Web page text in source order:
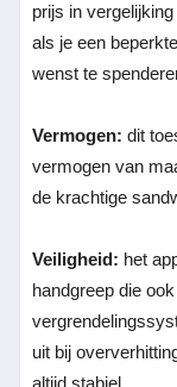
prijs in
als je een
wenst te
Vermogen: dit
vermogen van
de krachtige
Veiligheid: het
handgreep die
uit bij